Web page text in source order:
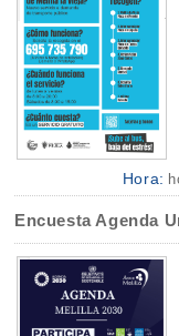
Hora:
Encuesta Agenda